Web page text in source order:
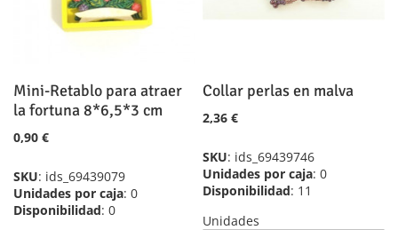
Mini-Retablo para atraer
la fortuna 8*6,5*3 cm
0,90 €
SKU: ids_69439079
Unidades por caja: 0
Disponibilidad: 0
Collar perlas en malva
2,36 €
SKU: ids_69439746
Unidades por caja: 0
Disponibilidad: 11
Unidades